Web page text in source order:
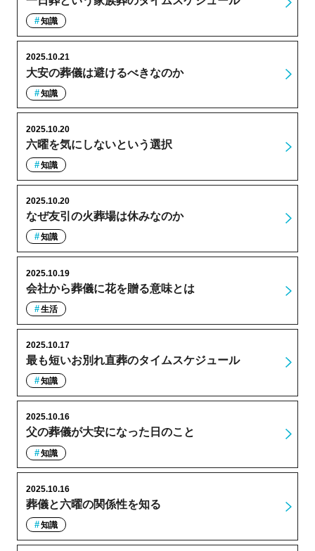
知識
大安の葬儀は避けるべきなのか
2025.10.21
知識
六曜を気にしないという選択
2025.10.20
知識
なぜ友引の火葬場は休みなのか
2025.10.20
知識
会社から葬儀に花を贈る意味とは
2025.10.19
生活
最も短いお別れ直葬のタイムスケジュール
2025.10.17
知識
父の葬儀が大安になった日のこと
2025.10.16
知識
葬儀と六曜の関係性を知る
2025.10.16
知識